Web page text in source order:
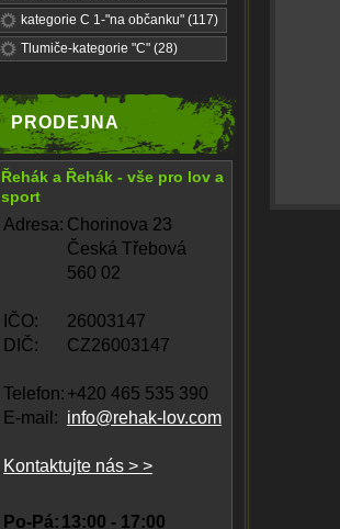
kategorie C 1-"na občanku" (117)
Tlumiče-kategorie "C" (28)
PRODEJNA
Řehák a Řehák - vše pro lov a
sport
Adresa: Chorinova 23
Česká Třebová
560 02
IČO:
26003147
DIČ:
CZ26003147
Telefon: +420 465 535 390
E-mail: info@rehak-lov.com
Kontaktujte nás > >
Po-Pá: 13:00 - 17:00